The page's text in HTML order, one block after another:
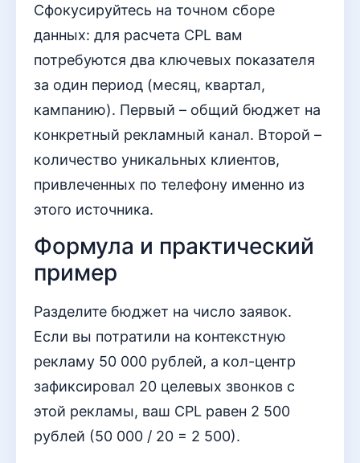
Сфокусируйтесь на точном сборе
данных: для расчета CPL вам
потребуются два ключевых показателя
за один период (месяц, квартал,
кампанию). Первый – общий бюджет на
конкретный рекламный канал. Второй –
количество уникальных клиентов,
привлеченных по телефону именно из
этого источника.
Формула и практический
пример
Разделите бюджет на число заявок.
Если вы потратили на контекстную
рекламу 50 000 рублей, а кол-центр
зафиксировал 20 целевых звонков с
этой рекламы, ваш CPL равен 2 500
рублей (50 000 / 20 = 2 500).